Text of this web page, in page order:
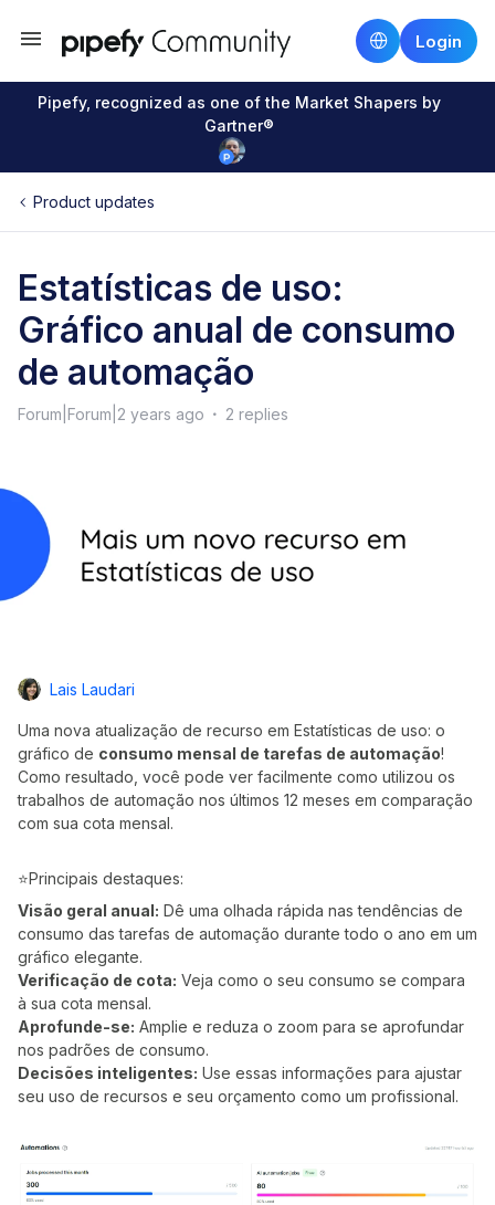
Login
Pipefy, recognized as one of the Market Shapers by
Gartner®
Product updates
Estatísticas de uso:
Gráfico anual de consumo
de automação
Forum|Forum|2 years ago 2 replies
Lais Laudari
Uma nova atualização de recurso em Estatísticas de uso: o
gráfico de consumo mensal de tarefas de automação!
Como resultado, você pode ver facilmente como utilizou os
trabalhos de automação nos últimos 12 meses em comparação
com sua cota mensal.
⭐Principais destaques:
Visão geral anual: Dê uma olhada rápida nas tendências de
consumo das tarefas de automação durante todo o ano em um
gráfico elegante.
Verificação de cota: Veja como o seu consumo se compara
à sua cota mensal.
Aprofunde-se: Amplie e reduza o zoom para se aprofundar
nos padrões de consumo.
Decisões inteligentes: Use essas informações para ajustar
seu uso de recursos e seu orçamento como um profissional.